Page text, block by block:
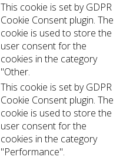
This cookie is set by GDPR
Cookie Consent plugin. The
cookie is used to store the
user consent for the
cookies in the category
"Other.
This cookie is set by GDPR
Cookie Consent plugin. The
cookie is used to store the
user consent for the
cookies in the category
"Performance".